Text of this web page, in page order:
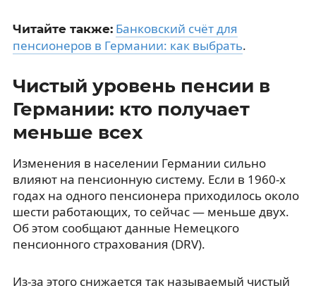
Читайте также: Банковский счёт для
пенсионеров в Германии: как выбрать.
Чистый уровень пенсии в
Германии: кто получает
меньше всех
Изменения в населении Германии сильно
влияют на пенсионную систему. Если в 1960-х
годах на одного пенсионера приходилось около
шести работающих, то сейчас — меньше двух.
Об этом сообщают данные Немецкого
пенсионного страхования (DRV).
Из-за этого снижается так называемый чистый